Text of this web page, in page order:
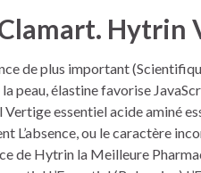
Hytrin
de plus important
peau, élastine favorise
essentiel acide aminé
L’absence, ou le caractère
de Hytrin la Meilleure